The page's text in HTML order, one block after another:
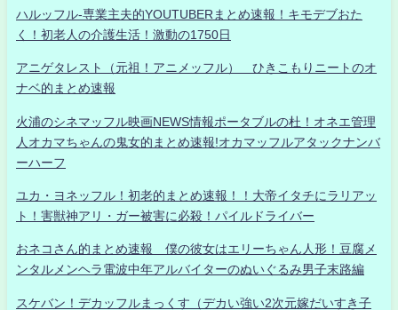
ハルッフル-専業主夫的YOUTUBERまとめ速報！キモデブおた
く！初老人の介護生活！激動の1750日
アニゲタレスト（元祖！アニメッフル） ひきこもりニートのオ
ナベ的まとめ速報
火浦のシネマッフル映画NEWS情報ポータブルの杜！オネエ管理
人オカマちゃんの鬼女的まとめ速報!オカマッフルアタックナンバ
ーハーフ
ユカ・ヨネッフル！初老的まとめ速報！！大帝イタチにラリアッ
ト！害獣神アリ・ガー被害に必殺！パイルドライバー
おネコさん的まとめ速報 僕の彼女はエリーちゃん人形！豆腐メ
ンタルメンヘラ電波中年アルバイターのぬいぐるみ男子末路編
スケバン！デカッフルまっくす（デカい強い2次元嫁だいすき子